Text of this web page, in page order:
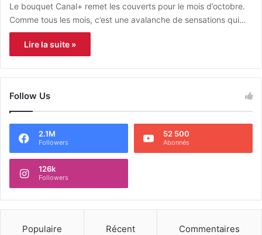
Le bouquet Canal+ remet les couverts pour le mois d’octobre.
Comme tous les mois, c’est une avalanche de sensations qui…
Lire la suite »
Follow Us
2.1M
Followers
52 500
Abonnés
126k
Followers
Populaire Récent Commentaires